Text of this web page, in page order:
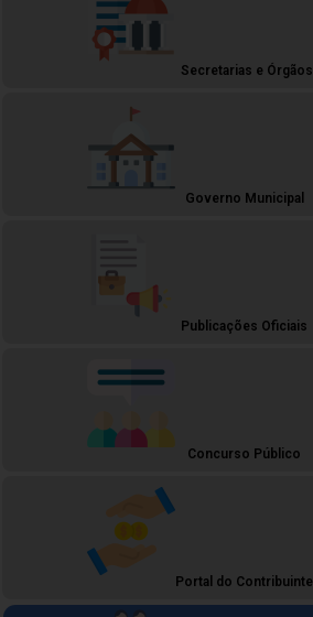
Secretarias e Órgãos
Governo Municipal
Publicações Oficiais
Concurso Público
Portal do Contribuinte